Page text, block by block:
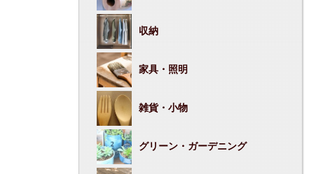
収納
家具・照明
雑貨・小物
グリーン・ガーデニング